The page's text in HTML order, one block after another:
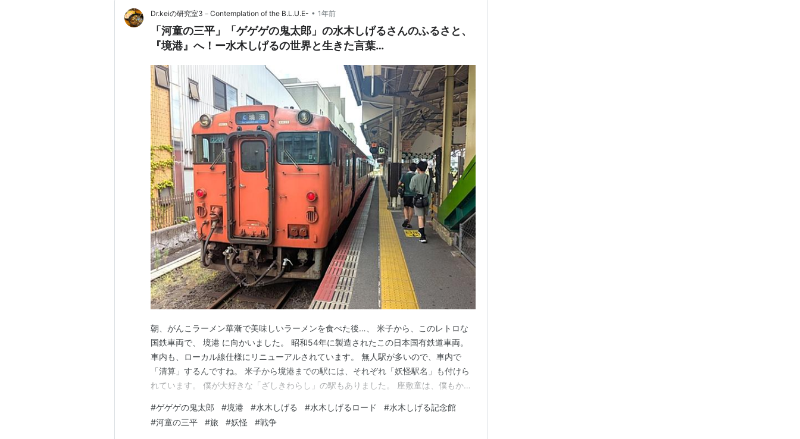
Dr.keiの研究室3－Contemplation of the B.L.U.E- • 1年前
「河童の三平」「ゲゲゲの鬼太郎」の水木しげるさんのふるさと、
『境港』へ！ー水木しげるの世界と生きた言葉…
朝、がんこラーメン華漸で美味しいラーメンを食べた後…、 米子から、このレトロな
国鉄車両で、 境港 に向かいました。 昭和54年に製造されたこの日本国有鉄道車両。
車内も、ローカル線仕様にリニューアルされています。 無人駅が多いので、車内で
「清算」するんですね。 米子から境港までの駅には、それぞれ「妖怪駅名」も付けら
れています。 僕が大好きな「ざしきわらし」の駅もありました。 座敷童は、僕もかつ
す。 一反木綿も、日本で有名な妖怪ですよね。 本来、一反木綿は恐ろしい妖怪みたい
ですが、、、 そんなこんなで、境港駅に到着！！ …
#ゲゲゲの鬼太郎 #境港 #水木しげる #水木しげるロード #水木しげる記念館
#河童の三平 #旅 #妖怪 #戦争